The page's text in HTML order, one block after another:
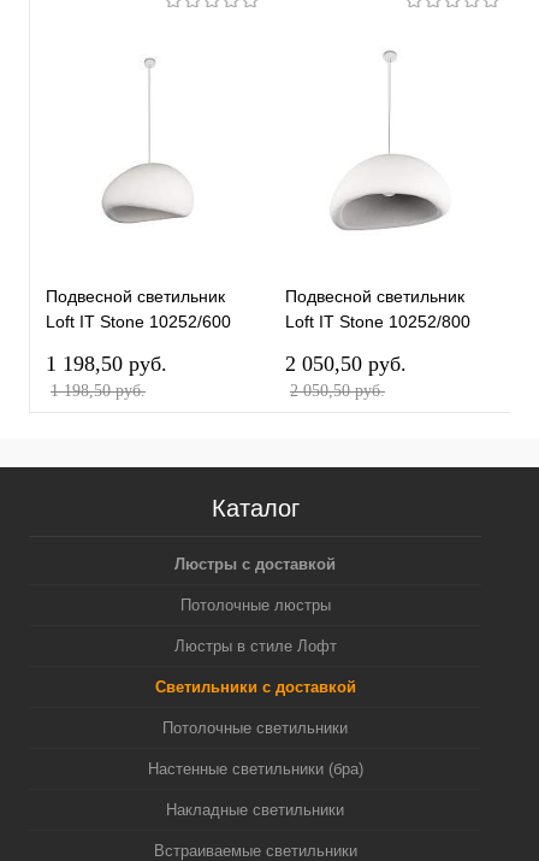
Подвесной светильник
Loft IT Stone 10252/600
1 198,50 pуб.
1 198,50 pуб.
Подвесной светильник
Loft IT Stone 10252/800
2 050,50 pуб.
2 050,50 pуб.
Каталог
Люстры с доставкой
Потолочные люстры
Люстры в стиле Лофт
Светильники с доставкой
Потолочные светильники
Настенные светильники (бра)
Накладные светильники
Встраиваемые светильники